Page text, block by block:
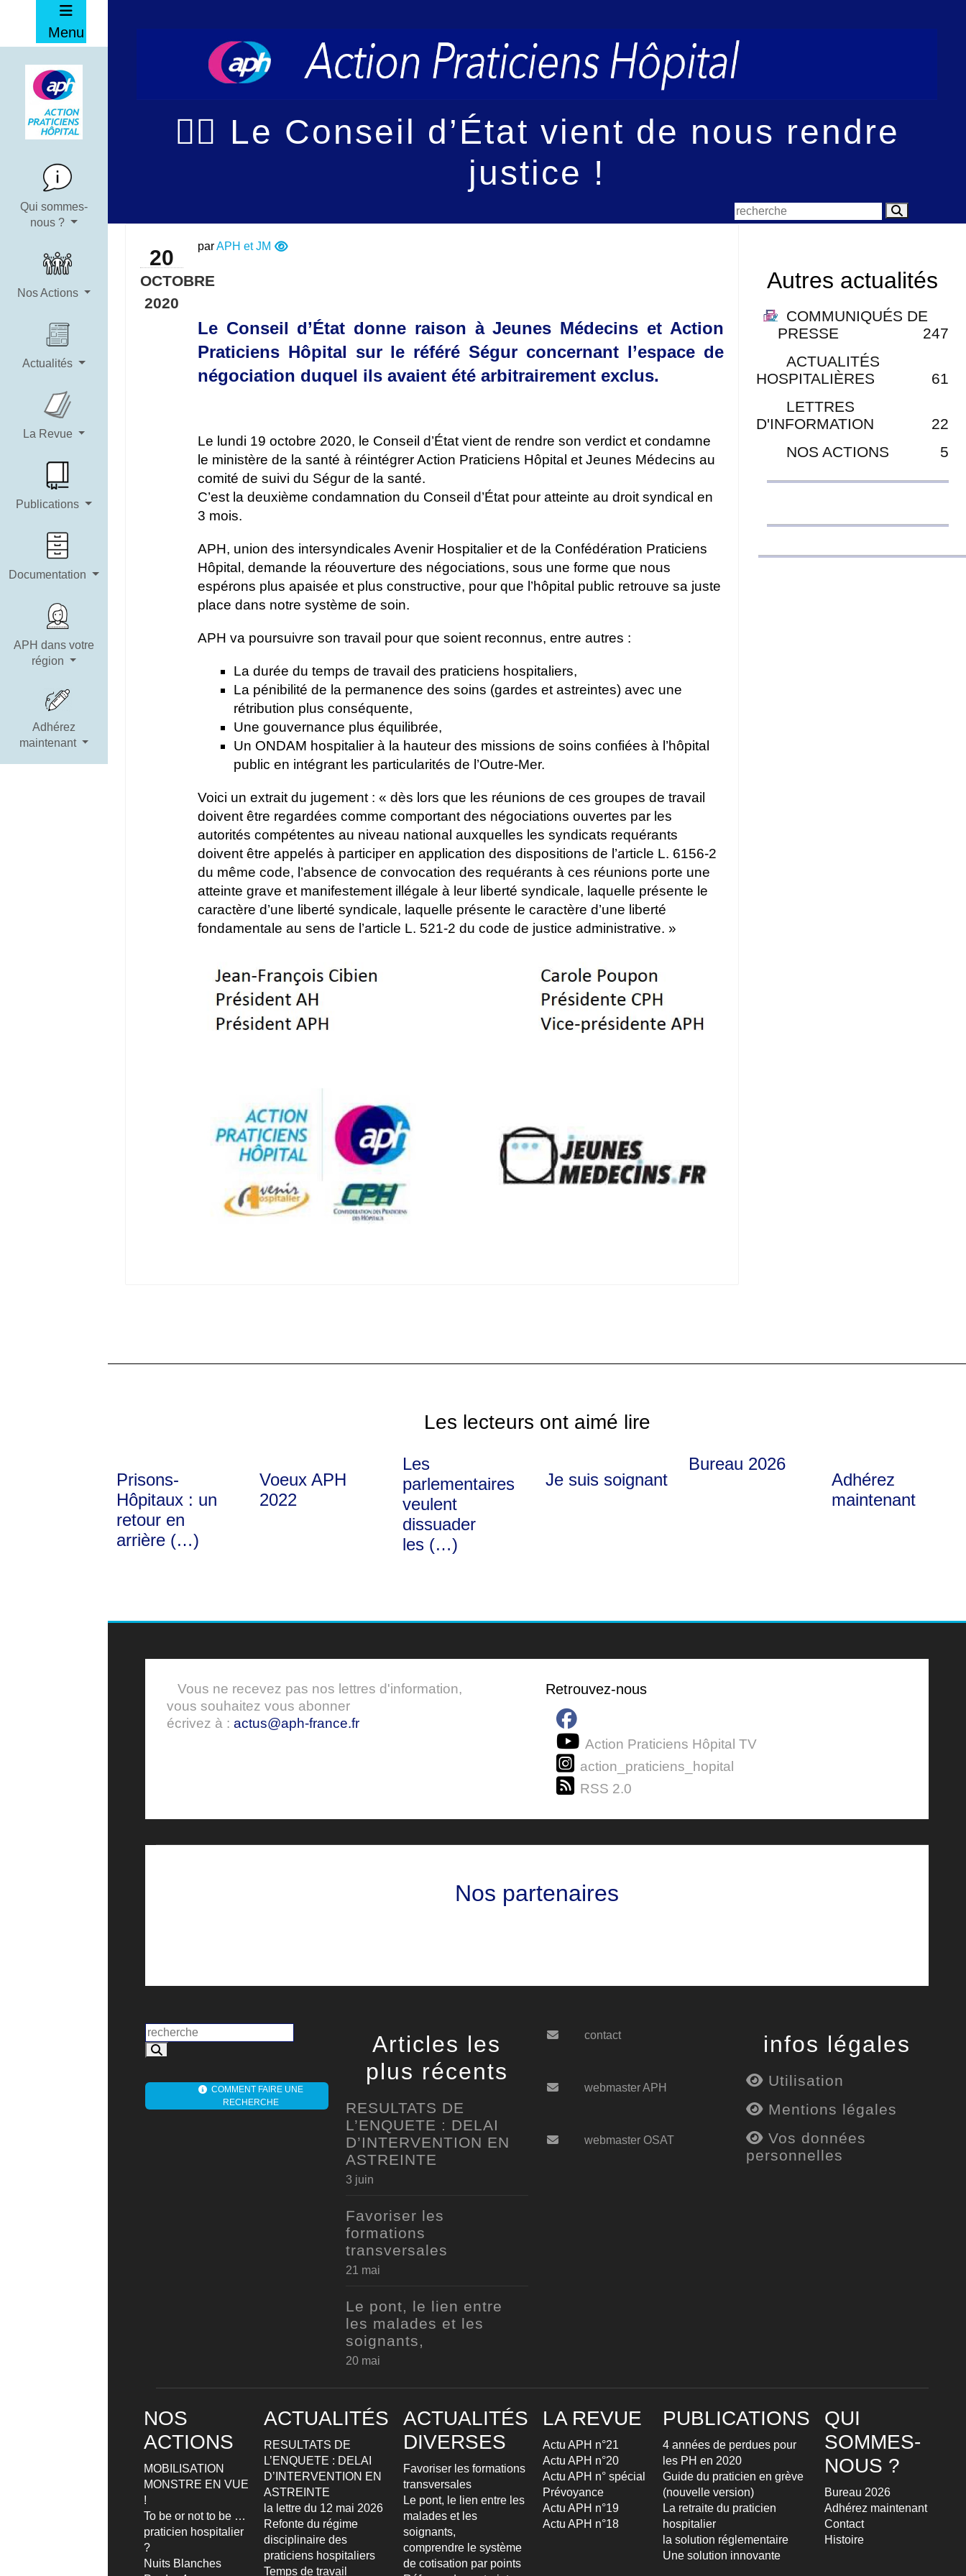
Menu
Qui sommes-
nous ?
Nos Actions
Actualités
La Revue
Publications
Documentation
APH dans votre
région
Adhérez
maintenant
✊🏼 Le Conseil d’État vient de nous rendre
justice !
20
OCTOBRE
2020
parAPH et JM
Le Conseil d’État donne raison à Jeunes Médecins et Action
Praticiens Hôpital sur le référé Ségur concernant l’espace de
négociation duquel ils avaient été arbitrairement exclus.
Le lundi 19 octobre 2020, le Conseil d’État vient de rendre son verdict et condamne
le ministère de la santé à réintégrer Action Praticiens Hôpital et Jeunes Médecins au
comité de suivi du Ségur de la santé.
C’est la deuxième condamnation du Conseil d’État pour atteinte au droit syndical en
3 mois.
APH, union des intersyndicales Avenir Hospitalier et de la Confédération Praticiens
Hôpital, demande la réouverture des négociations, sous une forme que nous
espérons plus apaisée et plus constructive, pour que l’hôpital public retrouve sa juste
place dans notre système de soin.
APH va poursuivre son travail pour que soient reconnus, entre autres :
La durée du temps de travail des praticiens hospitaliers,
La pénibilité de la permanence des soins (gardes et astreintes) avec une
rétribution plus conséquente,
Une gouvernance plus équilibrée,
Un ONDAM hospitalier à la hauteur des missions de soins confiées à l’hôpital
public en intégrant les particularités de l’Outre-Mer.
Voici un extrait du jugement : « dès lors que les réunions de ces groupes de travail
doivent être regardées comme comportant des négociations ouvertes par les
autorités compétentes au niveau national auxquelles les syndicats requérants
doivent être appelés à participer en application des dispositions de l’article L. 6156-2
du même code, l’absence de convocation des requérants à ces réunions porte une
atteinte grave et manifestement illégale à leur liberté syndicale, laquelle présente le
caractère d’une liberté syndicale, laquelle présente le caractère d’une liberté
fondamentale au sens de l’article L. 521-2 du code de justice administrative. »
Autres actualités
COMMUNIQUÉS DE
PRESSE
247
ACTUALITÉS
HOSPITALIÈRES
61
LETTRES
D'INFORMATION
22
NOS ACTIONS
5
Les lecteurs ont aimé lire
Prisons-
Hôpitaux : un
retour en
arrière (…)
Voeux APH
2022
Les
parlementaires
veulent
dissuader
les (…)
Je suis soignant
Bureau 2026
Adhérez
maintenant
Vous ne recevez pas nos lettres d'information,
vous souhaitez vous abonner
écrivez à : actus@aph-france.fr
Retrouvez-nous
Action Praticiens Hôpital TV
action_praticiens_hopital
RSS 2.0
Nos partenaires
COMMENT FAIRE UNE
RECHERCHE
Articles les
plus récents
RESULTATS DE
L’ENQUETE : DELAI
D’INTERVENTION EN
ASTREINTE
3 juin
Favoriser les
formations
transversales
21 mai
Le pont, le lien entre
les malades et les
soignants,
20 mai
contact
webmaster APH
webmaster OSAT
infos légales
Utilisation
Mentions légales
Vos données
personnelles
NOS
ACTIONS
MOBILISATION
MONSTRE EN VUE
!
To be or not to be …
praticien hospitalier
?
Nuits Blanches
ACTUALITÉS
RESULTATS DE
L’ENQUETE : DELAI
D’INTERVENTION EN
ASTREINTE
la lettre du 12 mai 2026
Refonte du régime
disciplinaire des
praticiens hospitaliers
Temps de travail
ACTUALITÉS
DIVERSES
Favoriser les formations
transversales
Le pont, le lien entre les
malades et les
soignants,
comprendre le système
de cotisation par points
LA REVUE
Actu APH n°21
Actu APH n°20
Actu APH n° spécial
Prévoyance
Actu APH n°19
Actu APH n°18
PUBLICATIONS
4 années de perdues pour
les PH en 2020
Guide du praticien en grève
(nouvelle version)
La retraite du praticien
hospitalier
la solution réglementaire
Une solution innovante
QUI
SOMMES-
NOUS ?
Bureau 2026
Adhérez maintenant
Contact
Histoire